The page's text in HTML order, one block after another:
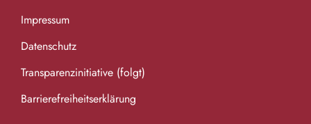
Impressum
Datenschutz
Transparenzinitiative (folgt)
Barrierefreiheitserklärung